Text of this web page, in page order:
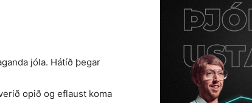
jóla. Hátíð þegar
opið og eflaust koma